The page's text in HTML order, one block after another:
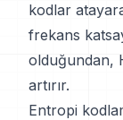
kodlar
frekans
olduğundan,
artırır.
Entropi